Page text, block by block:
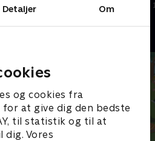
Detaljer Om
og cookies fra
at give dig den bedste
til statistik og til at
Vores
1. februar 2025 • 10 min